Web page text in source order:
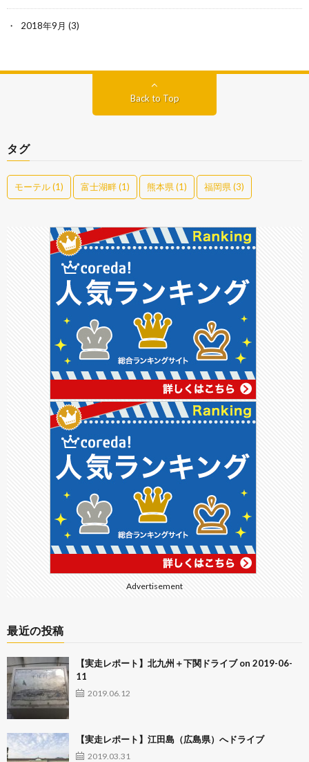
2018年9月 (3)
Back to Top
タグ
モーテル(1) 富士湖畔(1) 熊本県(1) 福岡県(3)
Advertisement
最近の投稿
【実走レポート】北九州＋下関ドライブ on 2019-06-
11
2019.06.12
【実走レポート】江田島（広島県）へドライブ
2019.03.31